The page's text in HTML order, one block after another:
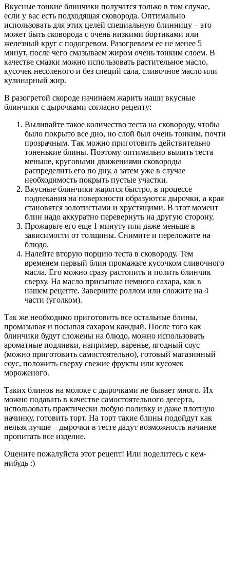
Вкусные тонкие блинчики получатся только в том случае,
если у вас есть подходящая сковорода. Оптимально
использовать для этих целей специальную блинницу – это
может быть сковорода с очень низкими бортиками или
железный круг с подогревом. Разогреваем ее не менее 5
минут, после чего смазываем жиром очень тонким слоем. В
качестве смазки можно использовать растительное масло,
кусочек несоленого и без специй сала, сливочное масло или
кулинарный жир.
В разогретой скороде начинаем жарить наши вкусные
блинчики с дырочками согласно рецепту:
Выливайте такое количество теста на сковороду, чтобы
было покрыто все дно, но слой был очень тонким, почти
прозрачным. Так можно приготовить действительно
тоненькие блины. Поэтому оптимально вылить теста
меньше, круговыми движениями сковороды
распределить его по дну, а затем уже в случае
необходимость покрыть пустые участки.
Вкусные блинчики жарятся быстро, в процессе
подпекания на поверхности образуются дырочки, а края
становятся золотистыми и хрустящими. В этот момент
блин надо аккуратно перевернуть на другую сторону.
Прожарьте его еще 1 минуту или даже меньше в
зависимости от толщины. Снимите и переложите на
блюдо.
Налейте вторую порцию теста в сковороду. Тем
временем первый блин промажьте кусочком сливочного
масла. Его можно сразу растопить и полить блинчик
сверху. На масло присыпьте немного сахара, как в
нашем рецепте. Заверните роллом или сложите на 4
части (уголком).
Так же необходимо приготовить все остальные блины,
промазывая и посыпая сахаром каждый. После того как
блинчики будут сложены на блюдо, можно использовать
ароматные подливки, например, варенье, ягодный соус
(можно приготовить самостоятельно), готовый магазинный
соус, положить сверху свежие фрукты или кусочек
мороженого.
Таких блинов на молоке с дырочками не бывает много. Их
можно подавать в качестве самостоятельного десерта,
использовать практически любую поливку и даже плотную
начинку, готовить торт. На торт такие блины подойдут как
нельзя лучше – дырочки в тесте дадут возможность начинке
пропитать все изделие.
Оцените пожалуйста этот рецепт! Или поделитесь с кем-
нибудь :)